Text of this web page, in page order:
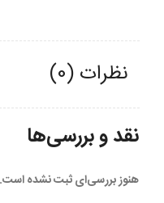
نظرات (0)
نقد و بررسی‌ها
هنوز بررسی‌ای ثبت نشده است.